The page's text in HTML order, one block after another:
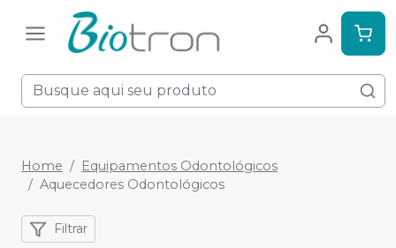
Home
Equipamentos Odontológicos
Aquecedores Odontológicos
Filtrar